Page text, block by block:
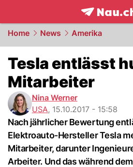
frontpage.
Home News Amerika
Tesla entlässt
Mitarbeiter
Nina Werner
USA, 15.10.2017 - 15:58
Nach jährlicher Bewertung
Elektroauto-Hersteller Tesla
Mitarbeiter, darunter
Arbeiter. Und das während dem